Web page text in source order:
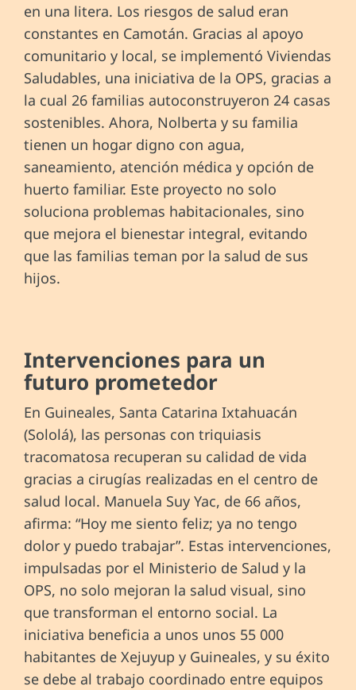
en una litera. Los riesgos de salud eran
constantes en Camotán. Gracias al apoyo
comunitario y local, se implementó Viviendas
Saludables, una iniciativa de la OPS, gracias a
la cual 26 familias autoconstruyeron 24 casas
sostenibles. Ahora, Nolberta y su familia
tienen un hogar digno con agua,
saneamiento, atención médica y opción de
huerto familiar. Este proyecto no solo
soluciona problemas habitacionales, sino
que mejora el bienestar integral, evitando
que las familias teman por la salud de sus
hijos.
Intervenciones para un
futuro prometedor
En Guineales, Santa Catarina Ixtahuacán
(Sololá), las personas con triquiasis
tracomatosa recuperan su calidad de vida
gracias a cirugías realizadas en el centro de
salud local. Manuela Suy Yac, de 66 años,
afirma: “Hoy me siento feliz; ya no tengo
dolor y puedo trabajar”. Estas intervenciones,
impulsadas por el Ministerio de Salud y la
OPS, no solo mejoran la salud visual, sino
que transforman el entorno social. La
iniciativa beneficia a unos unos 55 000
habitantes de Xejuyup y Guineales, y su éxito
se debe al trabajo coordinado entre equipos